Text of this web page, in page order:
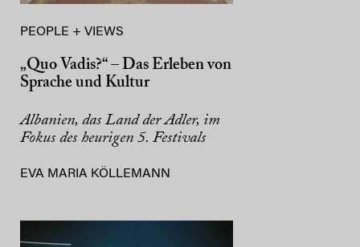
PEOPLE + VIEWS
„Quo Vadis?“ – Das Erleben von
Sprache und Kultur
Albanien, das Land der Adler, im
Fokus des heurigen 5. Festivals
EVA MARIA KÖLLEMANN